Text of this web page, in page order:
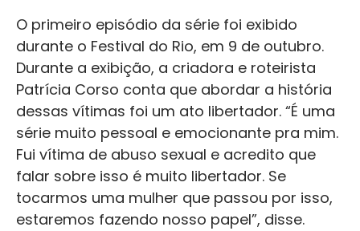
O primeiro episódio da série foi exibido
durante o Festival do Rio, em 9 de outubro.
Durante a exibição, a criadora e roteirista
Patrícia Corso conta que abordar a história
dessas vítimas foi um ato libertador. “É uma
série muito pessoal e emocionante pra mim.
Fui vítima de abuso sexual e acredito que
falar sobre isso é muito libertador. Se
tocarmos uma mulher que passou por isso,
estaremos fazendo nosso papel”, disse.